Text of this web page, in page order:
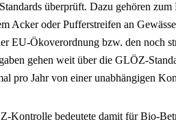
überprüft. Dazu gehören
Acker oder Pufferstreifen an
EU-Ökoverordnung bzw. den noch
gehen weit über die GLÖZ-
pro Jahr von einer unabhängigen
Kontrolle bedeutete damit für Bio-